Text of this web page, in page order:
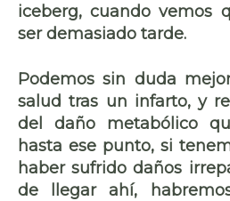
iceberg, cuando vemos
ser demasiado tarde.
Podemos sin duda
salud tras un infarto, y
del daño metabólico
hasta ese punto, si
haber sufrido daños
de llegar ahí,